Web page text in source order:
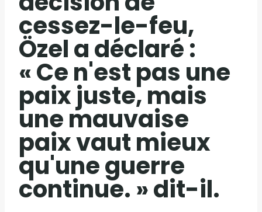
cessez-le-feu,
Özel a déclaré :
« Ce n'est pas une
paix juste, mais
une mauvaise
paix vaut mieux
qu'une guerre
continue. » dit-il.